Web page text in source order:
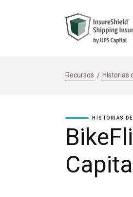
Recursos Historias
HISTORIAS